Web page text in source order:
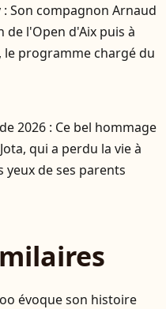
Son compagnon Arnaud
de l'Open d'Aix puis à
le programme chargé du
2026 : Ce bel hommage
qui a perdu la vie à
yeux de ses parents
évoque son histoire